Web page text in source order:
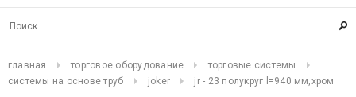
главная торговое оборудование
торговые системы
системы на основе труб
joker jr - 23 полукруг l=940 мм,хром